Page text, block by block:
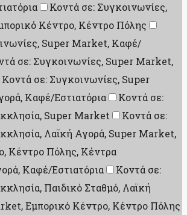
Κοντά σε: Συγκοινωνίες,
Κέντρο, Κέντρο Πόλης
Super Market, Καφέ/
σε: Συγκοινωνίες, Super Market,
Κοντά σε: Συγκοινωνίες, Super
Καφέ/Εστιατόρια
Κοντά σε:
Super Market
Κοντά σε:
Λαϊκή Αγορά, Super Market,
Κέντρο Πόλης, Κέντρα
Καφέ/Εστιατόρια
Κοντά σε:
Παιδικό Σταθμό, Λαϊκή
Εμπορικό Κέντρο, Κέντρο Πόλης